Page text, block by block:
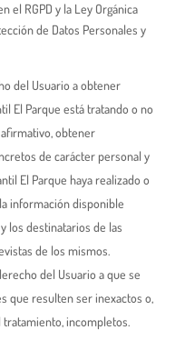
el RGPD y la Ley Orgánica
de Datos Personales y
del Usuario a obtener
El Parque está tratando o no
obtener
de carácter personal y
El Parque haya realizado o
información disponible
los destinatarios de las
de los mismos.
del Usuario a que se
que resulten ser inexactos o,
incompletos.